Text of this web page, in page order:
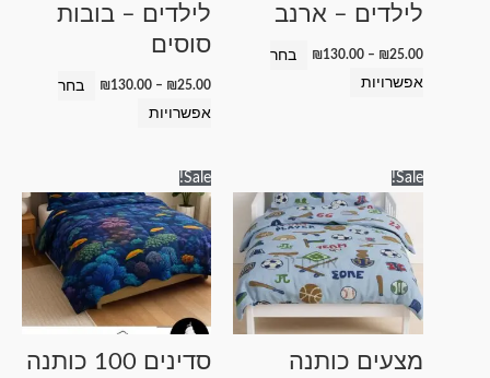
לילדים – ארנב
₪25.00
–
₪ 130.00
בחר
אפשרויות
האפשרויות
בעמוד
לילדים – בובות
סוסים
₪25.00
–
₪ 130.00
בחר
אפשרויות
האפשרויות
Sale!
מצעים כותנה
מחירים:
⁦₪25.00⁩
עד
⁦₪130.00⁩
זה
יש
מספר
סוגים.
ניתן
את
Sale!
סדינים 100 כותנה
מחירים:
⁦₪35.00⁩
עד
⁦₪180.00⁩
זה
יש
מספר
סוגים.
ניתן
את